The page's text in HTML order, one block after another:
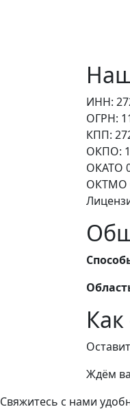
ИНН:
ОГРН:
КПП:
ОКПО:
ОКАТО
ОКТМО
Ждём
Свяжитесь с нами